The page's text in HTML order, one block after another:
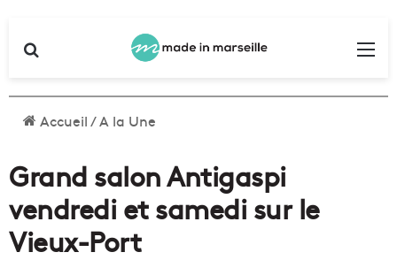
Accueil/A la Une
Grand salon Antigaspi
vendredi et samedi sur le
Vieux-Port